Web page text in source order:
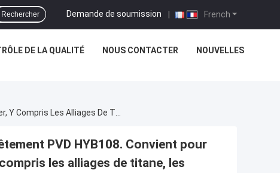
French
Demande de soumission |
Rechercher
DE LA QUALITÉ NOUS CONTACTER NOUVELLES
PVD HYB108. Convient pour
les alliages de titane, les